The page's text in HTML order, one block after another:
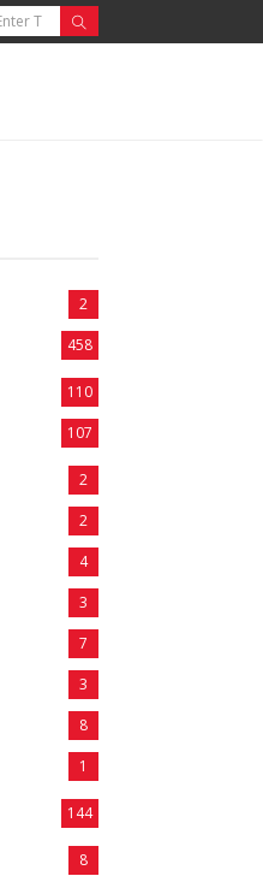
2
458
110
107
2
2
4
3
7
3
8
1
144
8